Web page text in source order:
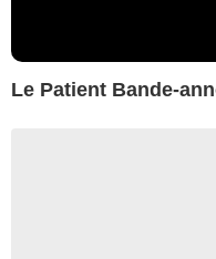
Le Patient Bande-